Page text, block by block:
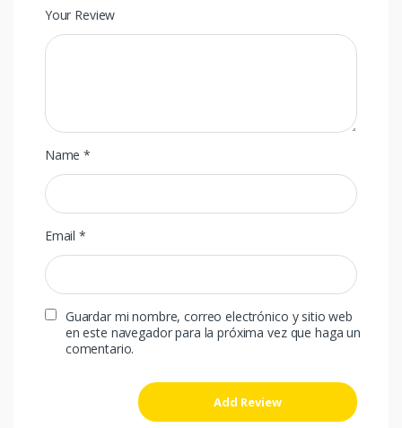
Your Review
Name*
Email *
Guardar mi nombre, correo electrónico y sitio web
en este navegador para la próxima vez que haga un
comentario.